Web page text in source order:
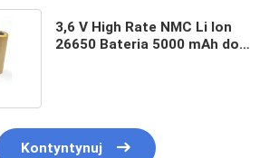
3,6 V High Rate NMC Li Ion
26650 Bateria 5000 mAh do
Kontyntynuj